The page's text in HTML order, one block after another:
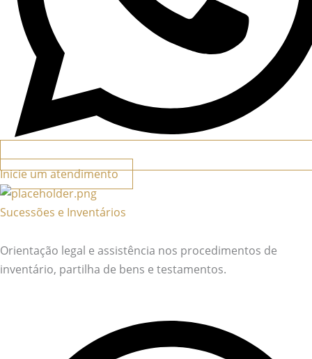
Inicie um atendimento
Sucessões e Inventários
Orientação legal e assistência nos procedimentos de
inventário, partilha de bens e testamentos.